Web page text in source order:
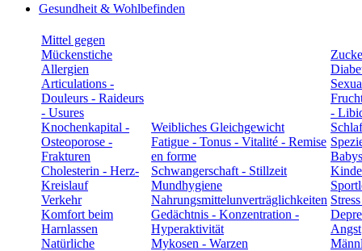
Gesundheit & Wohlbefinden
Mittel gegen
Mückenstiche
Allergien
Articulations -
Douleurs - Raideurs
- Usures
Knochenkapital -
Osteoporose -
Frakturen
Cholesterin - Herz-
Kreislauf
Verkehr
Komfort beim
Harnlassen
Natürliche
Weibliches Gleichgewicht
Fatigue - Tonus - Vitalité - Remise
en forme
Schwangerschaft - Stillzeit
Mundhygiene
Nahrungsmittelunverträglichkeiten
Gedächtnis - Konzentration -
Hyperaktivität
Mykosen - Warzen
-
Angst